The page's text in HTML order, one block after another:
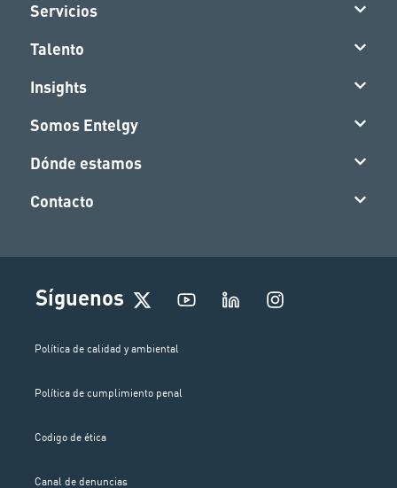
Servicios
Talento
Insights
Somos Entelgy
Dónde estamos
Contacto
Síguenos
I
n
Política de calidad y ambiental
Política de cumplimiento penal
Codigo de ética
Canal de denuncias